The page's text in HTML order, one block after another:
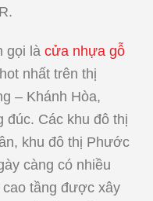
gọi là cửa nhựa gỗ
nhất trên thị
– Khánh Hòa,
đúc. Các khu đô thị
khu đô thị Phước
càng có nhiều
tầng được xây